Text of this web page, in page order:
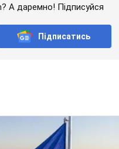
А даремно! Підписуйся
Підписатись